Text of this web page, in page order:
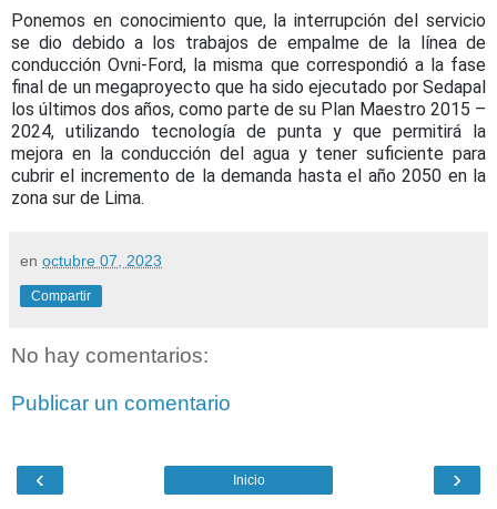
Ponemos en conocimiento que, la interrupción del servicio
se dio debido a los trabajos de empalme de la línea de
conducción Ovni-Ford, la misma que correspondió a la fase
final de un megaproyecto que ha sido ejecutado por Sedapal
los últimos dos años, como parte de su Plan Maestro 2015 –
2024, utilizando tecnología de punta y que permitirá la
mejora en la conducción del agua y tener suficiente para
cubrir el incremento de la demanda hasta el año 2050 en la
zona sur de Lima.
en octubre 07, 2023
Compartir
No hay comentarios:
Publicar un comentario
‹ ›
Inicio